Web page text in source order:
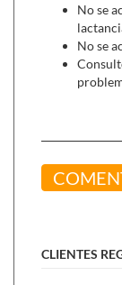
No se
No se
CLIENTES